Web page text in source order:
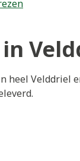
heel Velddriel